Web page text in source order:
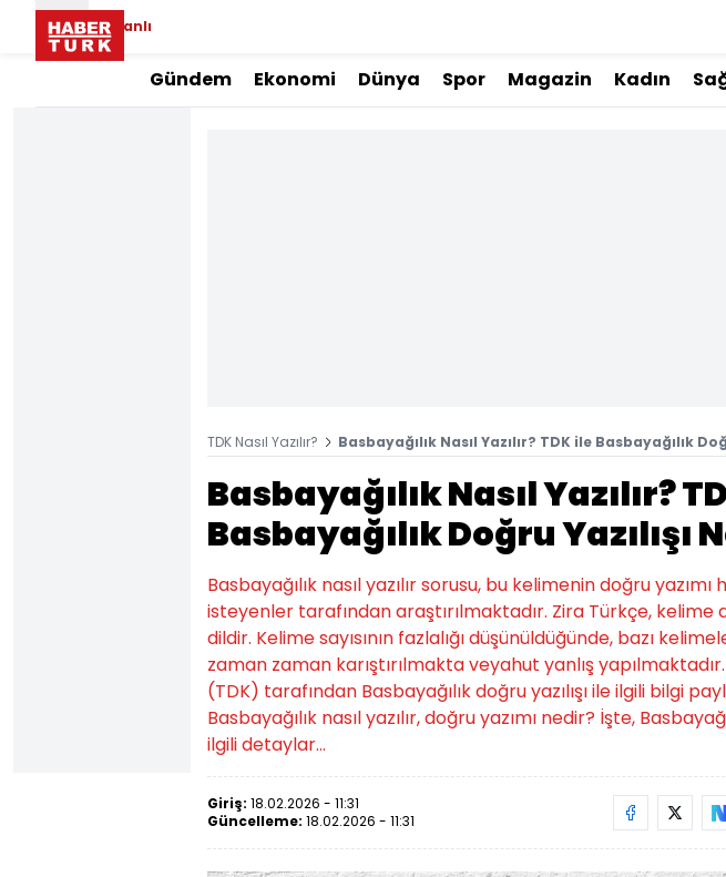
Canlı
Gündem Ekonomi Dünya Spor Magazin Kadın
TDK Nasıl Yazılır? Basbayağılık Nasıl Yazılır? TDK ile Basbayağılık
Basbayağılık Nasıl Yazılır?
Basbayağılık Doğru Yazılışı
Basbayağılık nasıl yazılır sorusu, bu kelimenin doğru
isteyenler tarafından araştırılmaktadır. Zira Türkçe, kelime
dildir. Kelime sayısının fazlalığı düşünüldüğünde, bazı
zaman zaman karıştırılmakta veyahut yanlış
(TDK) tarafından Basbayağılık doğru yazılışı ile ilgili bilgi
Basbayağılık nasıl yazılır, doğru yazımı nedir? İşte,
ilgili detaylar...
Giriş: 18.02.2026 - 11:31
Güncelleme: 18.02.2026 - 11:31